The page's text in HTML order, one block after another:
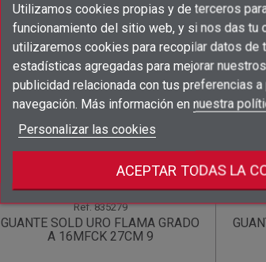
Añadir a la lista de
add_circle_outline
Crear nueva lista
Crear lista de deseos
Nombre de la lista de deseos
Crear lista
((title))
((placeholder))
((cancelText))
Iniciar sesión
Debe iniciar sesión para guardar
((title))
((label))
((
((title))
((label))
Utilizamos cookies propias y de terceros
funcionamiento del sitio web, y si nos das tu
utilizaremos cookies para recopilar datos de
estadísticas agregadas para mejorar
publicidad relacionada con tus preferencias
navegación. Más información en nuestra
Personalizar las cookies
ACEPTAR TODAS LA
¡Oferta!
Ref.835279
GUANTE SOLD URO FLAMA GRADO
A 16MFCK 27CM 9